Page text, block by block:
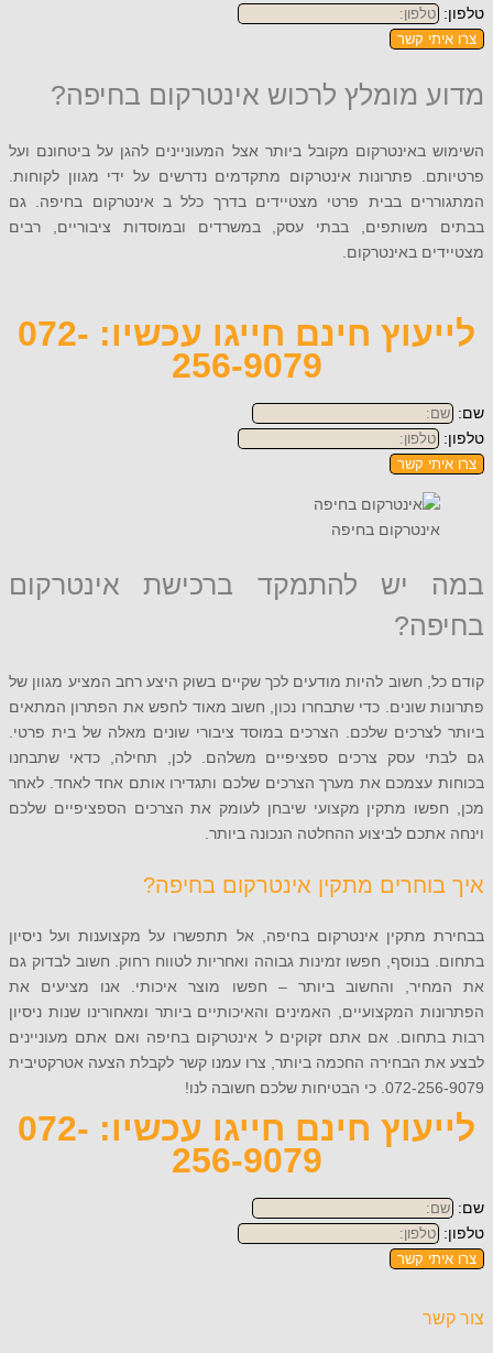
קשר
מומלץ לרכוש אינטרקום בחיפה?
באינטרקום מקובל ביותר אצל המעוניינים להגן על ביטחונם ועל
פתרונות אינטרקום מתקדמים נדרשים על ידי מגוון לקוחות.
בבית פרטי מצטיידים בדרך כלל ב אינטרקום בחיפה. גם
משותפים, בבתי עסק, במשרדים ובמוסדות ציבוריים, רבים
באינטרקום.
לייעוץ חינם חייגו עכשיו: 072-
256-9079
קשר
בחיפה
יש להתמקד ברכישת אינטרקום
חשוב להיות מודעים לכך שקיים בשוק היצע רחב המציע מגוון של
שונים. כדי שתבחרו נכון, חשוב מאוד לחפש את הפתרון המתאים
שלכם. הצרכים במוסד ציבורי שונים מאלה של בית פרטי.
עסק צרכים ספציפיים משלהם. לכן, תחילה, כדאי שתבחנו
עצמכם את מערך הצרכים שלכם ותגדירו אותם אחד לאחד. לאחר
מתקין מקצועי שיבחן לעומק את הצרכים הספציפיים שלכם
לביצוע ההחלטה הנכונה ביותר.
מתקין אינטרקום בחיפה?
מתקין אינטרקום בחיפה, אל תתפשרו על מקצוענות ועל ניסיון
חפשו זמינות גבוהה ואחריות לטווח רחוק. חשוב לבדוק גם
והחשוב ביותר – חפשו מוצר איכותי. אנו מציעים את
המקצועיים, האמינים והאיכותיים ביותר ומאחורינו שנות ניסיון
אם אתם זקוקים ל אינטרקום בחיפה ואם אתם מעוניינים
הבחירה החכמה ביותר, צרו עמנו קשר לקבלת הצעה אטרקטיבית
שלכם חשובה לנו!
לייעוץ חינם חייגו עכשיו: 072-
256-9079
קשר